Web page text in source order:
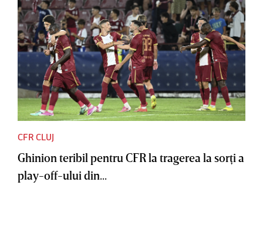
CFR CLUJ
Ghinion teribil pentru CFR la tragerea la sorţi a
play-off-ului din...